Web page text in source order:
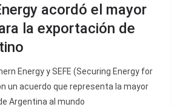
acordó el mayor
la exportación de
Energy y SEFE (Securing Energy for
un acuerdo que representa la mayor
Argentina al mundo